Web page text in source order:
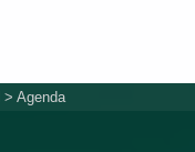
>Agenda